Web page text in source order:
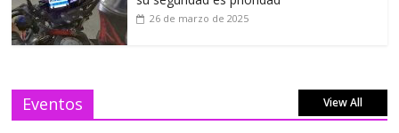
26 de marzo de 2025
Eventos View All